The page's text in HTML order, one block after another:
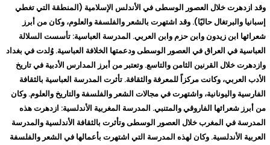
وقد ازدهرت خلال العصور الوسطى في الأندلس الإسلامية (المنطقة التي تغطي
إسبانيا والبرتغال حاليًا). وقد اشتهرت بالشعر والفلسفة والعلوم، وكان من أبرز
شعرائها ابن زيدون وابن حزم وابن العربي. المدرسة العباسية: تأسست السلالة
العباسية في العراق في العصور الوسطى ودعمتها الخلافة العباسية. وُلدت في بغداد
وازدهرت خلال القرنين الثامن والتاسع. وتعتبر من أبرز المدارس الأدبية في تاريخ
الأدب العربي، وكانت مركزاً للمعرفة والثقافة. تأثرت المدرسة العباسية بالثقافة
الفارسية واليونانية، واشتهرت في مجالات الشعر والفلسفة والتاريخ والعلوم. وكان
من أبرز شعرائها الفاروقي والمتنبي. المدرسة المغربية الأندلسية: ازدهرت هذه
المدرسة في المغرب خلال العصور الوسطى وتأثرت بالثقافة الأندلسية والمدرسة
العربية الأندلسية. وكان لهذه المدرسة التي اشتهرت بأعمالها في الشعر والفلسفة